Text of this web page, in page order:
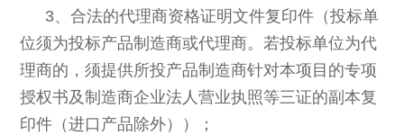
3、合法的代理商资格证明文件复印件（投标单
位须为投标产品制造商或代理商。若投标单位为代
理商的，须提供所投产品制造商针对本项目的专项
授权书及制造商企业法人营业执照等三证的副本复
印件（进口产品除外））；